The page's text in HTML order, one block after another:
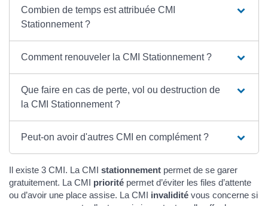
Combien de temps est attribuée CMI
Stationnement ?
Comment renouveler la CMI Stationnement ?
Que faire en cas de perte, vol ou destruction de
la CMI Stationnement ?
Peut-on avoir d'autres CMI en complément ?
Il existe 3 CMI. La CMI stationnement permet de se garer
gratuitement. La CMI priorité permet d’éviter les files d’attente
ou d’avoir une place assise. La CMI invalidité vous concerne si